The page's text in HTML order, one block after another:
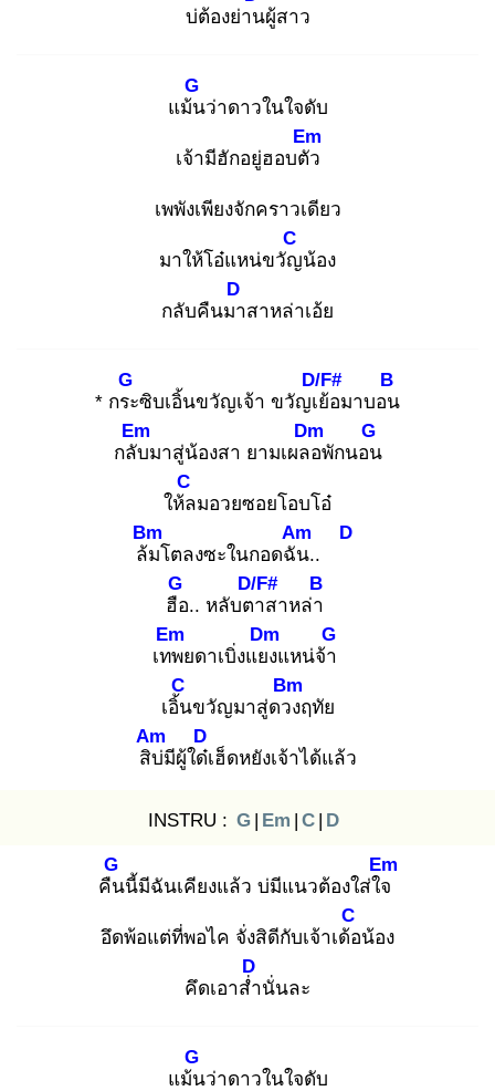
บ่ต้องย่านผู้สาว
แม้น
G
ว่าดาวในใจดับ
เจ้ามีฮักอยู่ฮอบตัว
Em
เพพังเพียงจักคราวเดียว
มาให้โอ๋แหน่ขวัญ
C
น้อง
กลับคืนมา
D
สาหล่าเอ้ย
* กระ
G
ซิบเอิ้นขวัญเจ้า ขวัญเย้
D/F#
อมาบอน
B
กลับ
Em
มาสู่น้องสา ยามเผลอ
Dm
พักนอน
G
ให้ล
C
มอวยซอยโอบโอ๋
ล้ม
Bm
โตลงซะในกอดฉัน
Am
..
D
ฮือ
G
.. หลับตา
D/F#
สาหล่า
B
เทพ
Em
ยดาเบิ่งแยง
Dm
แหน่จ้า
G
เอิ้น
C
ขวัญมาสู่ดวง
Bm
ฤทัย
สิบ่
Am
มีผู้ใด๋เ
D
ฮ็ดหยังเจ้าได้แล้ว
INSTRU : G | Em | C | D
คืน
G
นี้มีฉันเคียงแล้ว บ่มีแนวต้องใส่ใจ
Em
อึดพ้อแต่ที่พอไค จั่งสิดีกับเจ้าเด้อ
C
น้อง
คึดเอาส่ำ
D
นั่นละ
แม้น
G
ว่าดาวในใจดับ